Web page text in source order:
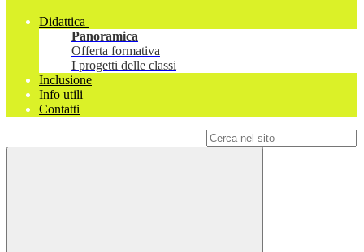
Didattica
Panoramica
Offerta formativa
I progetti delle classi
Inclusione
Info utili
Contatti